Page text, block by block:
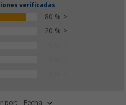
verificadas
80 %
20 %
por: Fecha